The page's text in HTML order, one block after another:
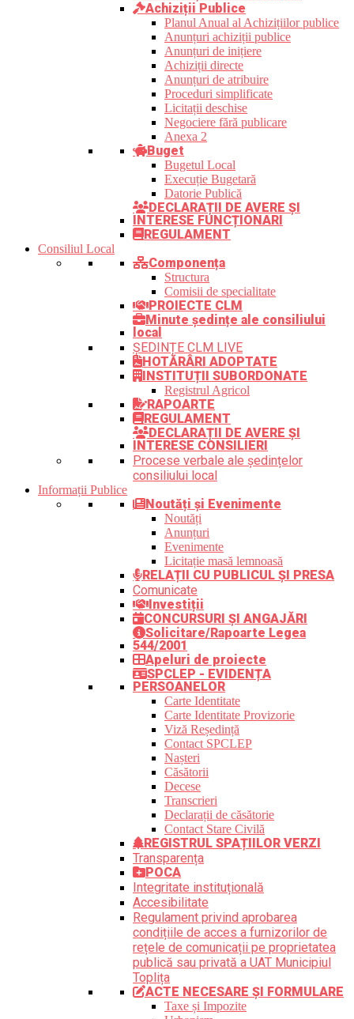
Achiziții Publice
Planul Anual al Achizițiilor publice
Anunțuri achiziții publice
Anunțuri de inițiere
Achiziții directe
Anunțuri de atribuire
Proceduri simplificate
Licitații deschise
Negociere fără publicare
Anexa 2
Buget
Bugetul Local
Execuție Bugetară
Datorie Publică
DECLARAȚII DE AVERE ȘI
INTERESE FUNCȚIONARI
REGULAMENT
Consiliul Local
Componența
Structura
Comisii de specialitate
PROIECTE CLM
Minute ședințe ale consiliului
local
ȘEDINȚE CLM LIVE
HOTĂRÂRI ADOPTATE
INSTITUȚII SUBORDONATE
Registrul Agricol
RAPOARTE
REGULAMENT
DECLARAȚII DE AVERE ȘI
INTERESE CONSILIERI
Procese verbale ale ședințelor
consiliului local
Informații Publice
Noutăți și Evenimente
Noutăți
Anunțuri
Evenimente
Licitație masă lemnoasă
RELAȚII CU PUBLICUL ȘI PRESA
Comunicate
Investiții
CONCURSURI ȘI ANGAJĂRI
Solicitare/Rapoarte Legea
544/2001
Apeluri de proiecte
SPCLEP - EVIDENȚA
PERSOANELOR
Carte Identitate
Carte Identitate Provizorie
Viză Reședință
Contact SPCLEP
Nașteri
Căsătorii
Decese
Transcrieri
Declarații de căsătorie
Contact Stare Civilă
REGISTRUL SPAȚIILOR VERZI
Transparența
POCA
Integritate instituțională
Accesibilitate
Regulament privind aprobarea
condițiile de acces a furnizorilor de
rețele de comunicații pe proprietatea
publică sau privată a UAT Municipiul
Toplița
ACTE NECESARE ȘI FORMULARE
Taxe și Impozite